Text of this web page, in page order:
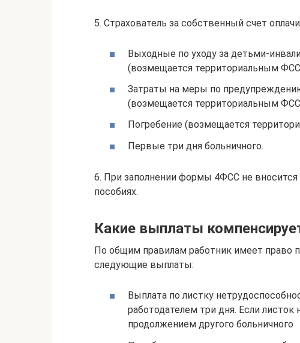
5. Страхователь за собственный счет
Выходные по уходу за детьми-
(возмещается территориальным
Затраты на меры по
(возмещается территориальным
Погребение (возмещается
Первые три дня больничного.
6. При заполнении формы 4ФСС не
пособиях.
Какие выплаты
По общим правилам работник имеет право
следующие выплаты:
Выплата по листку
работодателем три дня. Если листок
продолжением другого больничного